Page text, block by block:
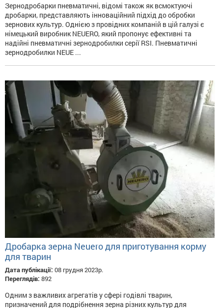
Зернодробарки пневматичні, відомі також як всмоктуючі
дробарки, представляють інноваційний підхід до обробки
зернових культур. Однією з провідних компаній в цій галузі є
німецький виробник NEUERO, який пропонує ефективні та
надійні пневматичні зернодробилки серії RSI. Пневматичні
зернодробилки NEUE ...
Дробарка зерна Neuero для приготування корму
для тварин
Дата публікації: 08 грудня 2023р.
Переглядів: 892
Одним з важливих агрегатів у сфері годівлі тварин,
призначений для подрібнення зерна різних культур для